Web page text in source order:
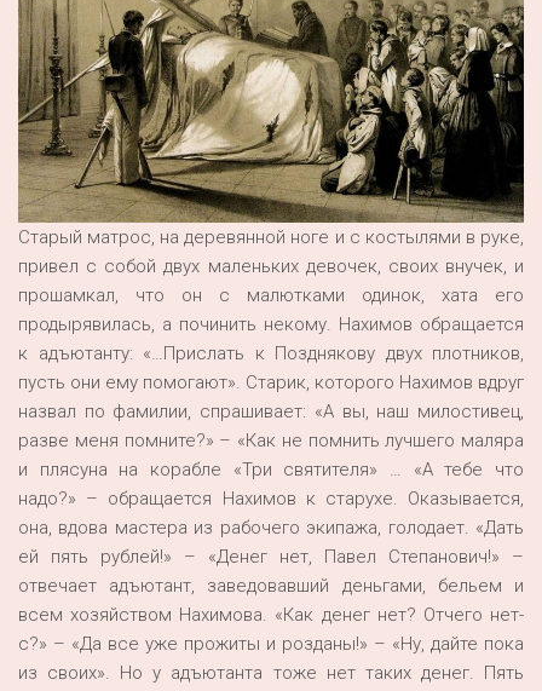
Старый матрос, на деревянной ноге и с костылями в руке,
привел с собой двух маленьких девочек, своих внучек, и
прошамкал, что он с малютками одинок, хата его
продырявилась, а починить некому. Нахимов обращается
к адъютанту: «…Прислать к Позднякову двух плотников,
пусть они ему помогают». Старик, которого Нахимов вдруг
назвал по фамилии, спрашивает: «А вы, наш милостивец,
разве меня помните?» – «Как не помнить лучшего маляра
и плясуна на корабле «Три святителя» … «А тебе что
надо?» – обращается Нахимов к старухе. Оказывается,
она, вдова мастера из рабочего экипажа, голодает. «Дать
ей пять рублей!» – «Денег нет, Павел Степанович!» –
отвечает адъютант, заведовавший деньгами, бельем и
всем хозяйством Нахимова. «Как денег нет? Отчего нет-
с?» – «Да все уже прожиты и розданы!» – «Ну, дайте пока
из своих». Но у адъютанта тоже нет таких денег. Пять